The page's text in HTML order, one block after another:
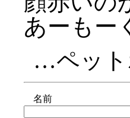
あーもー
…ペット
名前